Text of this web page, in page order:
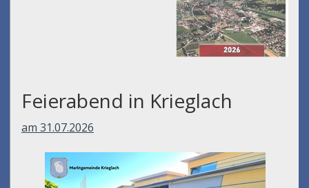
Feierabend in Krieglach
am 31.07.2026